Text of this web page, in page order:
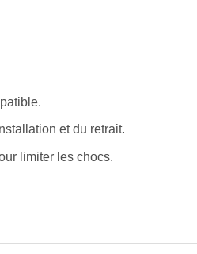
et du retrait.
limiter les chocs.